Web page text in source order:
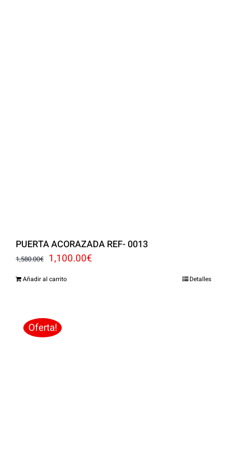
PUERTA ACORAZADA REF- 0013
1,580.00€ El
precio
1,580.00€.
1,100.00€
Añadir al carrito Detalles
Oferta!